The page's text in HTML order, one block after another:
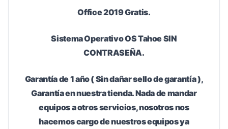
Office 2019 Gratis.
Sistema Operativo OS Tahoe SIN
CONTRASEÑA.
Garantía de 1 año ( Sin dañar sello de garantía ),
Garantía en nuestra tienda. Nada de mandar
equipos a otros servicios, nosotros nos
hacemos cargo de nuestros equipos ya